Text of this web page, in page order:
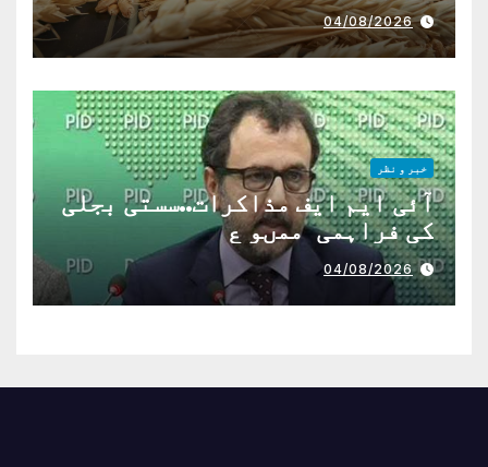
04/08/2026
خبر و نظر
آئی ایم ایف مذاکرات..سستی بجلی
کی فراہمی ممںو ع
04/08/2026